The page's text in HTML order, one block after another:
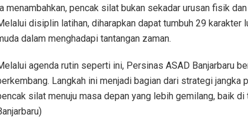
menambahkan, pencak silat bukan sekadar urusan fisik
disiplin latihan, diharapkan dapat tumbuh 29 karakter
dalam menghadapi tantangan zaman.
agenda rutin seperti ini, Persinas ASAD Banjarbaru
Langkah ini menjadi bagian dari strategi
silat menuju masa depan yang lebih gemilang, baik